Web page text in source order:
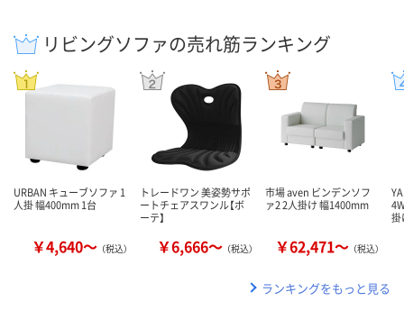
リビングソファの売れ筋ランキング
URBAN キューブソファ 1
人掛 幅400mm 1台
￥4,640～ （税込）
トレードワン 美姿勢サポ
ートチェアスワンル【ボ
ーテ】
￥6,666～ （税込）
市場 aven ビンデンソフ
ァ2 2人掛け 幅1400mm
￥62,471～ （税込）
ランキングをもっと見る